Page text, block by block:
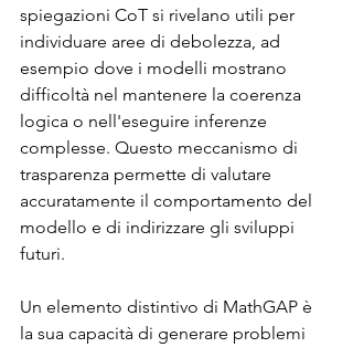
spiegazioni CoT si rivelano utili per
individuare aree di debolezza, ad
esempio dove i modelli mostrano
difficoltà nel mantenere la coerenza
logica o nell'eseguire inferenze
complesse. Questo meccanismo di
trasparenza permette di valutare
accuratamente il comportamento del
modello e di indirizzare gli sviluppi
futuri.
Un elemento distintivo di MathGAP è
la sua capacità di generare problemi